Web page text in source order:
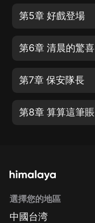
第5章 好戲登場
第6章 清晨的驚喜
第7章 保安隊長
第8章 算算這筆賬
選擇您的地區
中國台湾